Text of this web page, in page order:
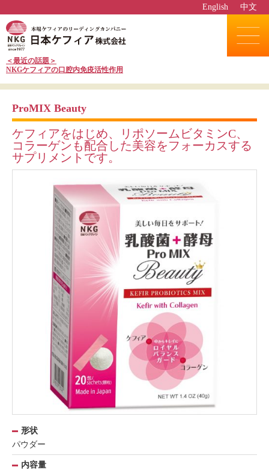
English 中文
＜最近の話題＞
NKGケフィアの口腔内免疫活性作用
ProMIX Beauty
ケフィアをはじめ、リポソームビタミンC、
コラーゲンも配合した美容をフォーカスする
サプリメントです。
形状
パウダー
内容量